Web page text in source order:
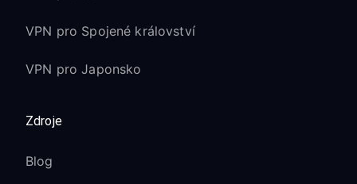
VPN pro Spojené království
VPN pro Japonsko
Zdroje
Blog